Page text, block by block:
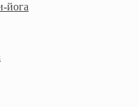
йога